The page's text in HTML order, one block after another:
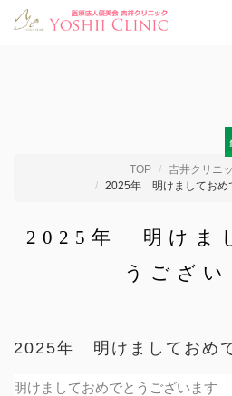
TOP
吉井クリニ
2025年 明けましておめ
2025年 明けま
うござい
2025年 明けましておめ
明けましておめでとうございます